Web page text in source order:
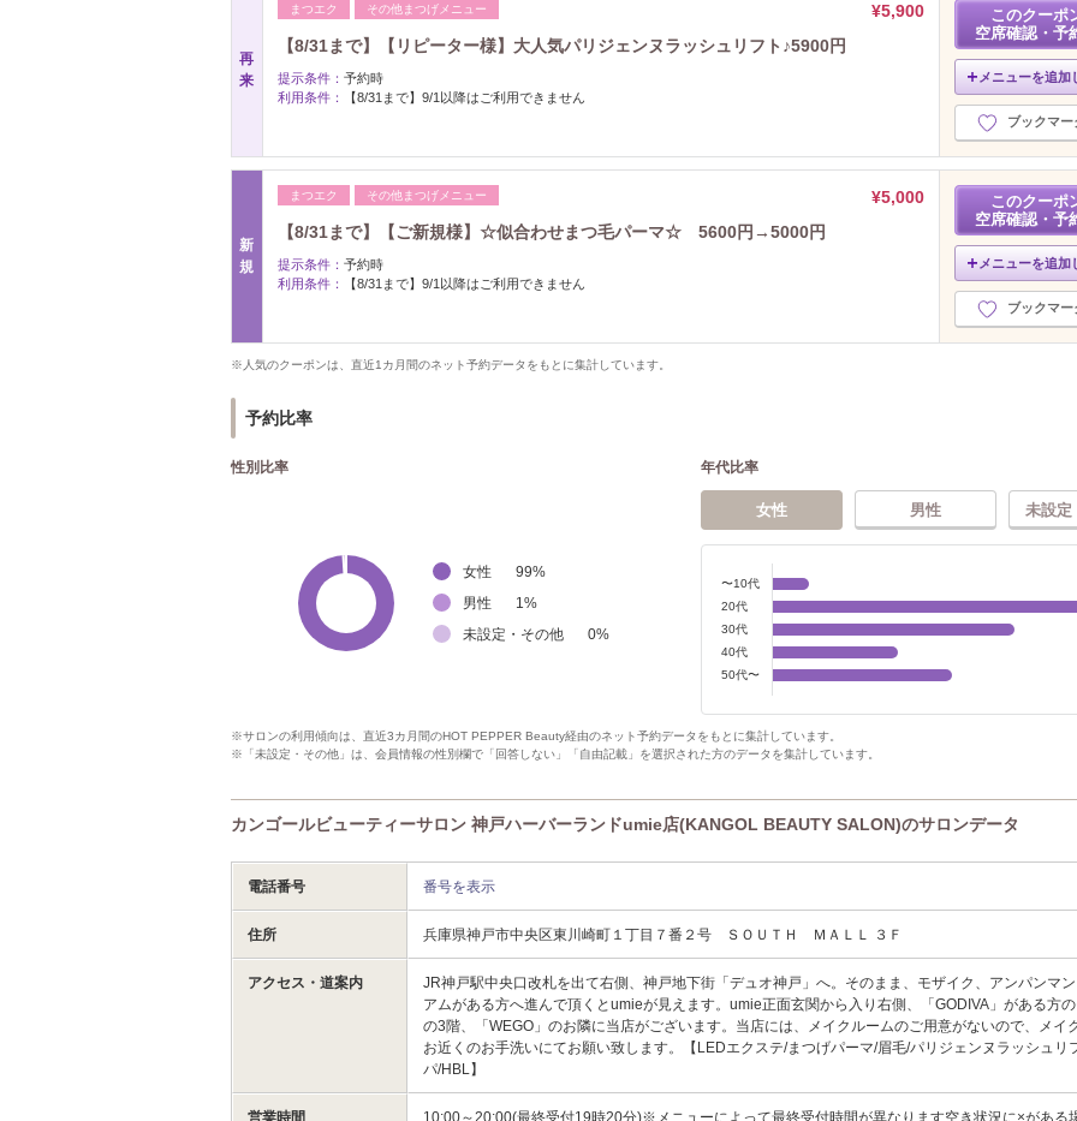
再
来
まつエク その他まつげメニュー
¥5,900
【8/31まで】【リピーター様】大人気パリジェンヌラッシュリフト♪5900円
提示条件： 予約時
利用条件：
【8/31まで】9/1以降はご利用できません
このクーポ
空席確認・予
メニューを追加
ブックマー
新
規
まつエク その他まつげメニュー
¥5,000
【8/31まで】【ご新規様】☆似合わせまつ毛パーマ☆ 5600円→5000円
提示条件： 予約時
利用条件：
【8/31まで】9/1以降はご利用できません
このクーポ
空席確認・予
メニューを追加
ブックマー
※人気のクーポンは、直近1カ月間のネット予約データをもとに集計しています。
予約比率
性別比率
女性 99%
男性
1 %
未設定・その他
0%
年代比率
女性 男性 未設定
〜10代
20代
30代
40代
50代〜
※サロンの利用傾向は、直近3カ月間のHOT PEPPER Beauty経由のネット予約データをもとに集計しています。
※「未設定・その他」は、会員情報の性別欄で「回答しない」「自由記載」を選択された方のデータを集計しています。
カンゴールビューティーサロン 神戸ハーバーランドumie店(KANGOL BEAUTY SALON)のサロンデータ
電話番号 番号を表示
住所 兵庫県神戸市中央区東川崎町１丁目７番２号 ＳＯＵＴＨ ＭＡＬＬ ３Ｆ
アクセス・道案内
JR神戸駅中央口改札を出て右側、神戸地下街「デュオ神戸」へ。そのまま、モザイク、アンパンマ
アムがある方へ進んで頂くとumieが見えます。umie正面玄関から入り右側、「GODIVA」がある方
の3階、「WEGO」のお隣に当店がございます。当店には、メイクルームのご用意がないので、メイ
お近くのお手洗いにてお願い致します。【LEDエクステ/まつげパーマ/眉毛/パリジェンヌラッシュリ
パ/HBL】
営業時間 10:00～20:00(最終受付19時20分)※メニューによって最終受付時間が異なります空き状況に×がある